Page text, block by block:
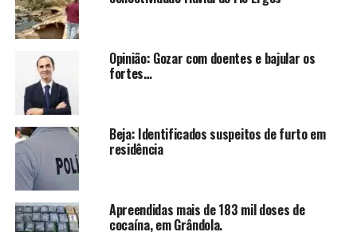
Opinião: Gozar com doentes e bajular os
fortes…
Beja: Identificados suspeitos de furto em
residência
Apreendidas mais de 183 mil doses de
cocaína, em Grândola.